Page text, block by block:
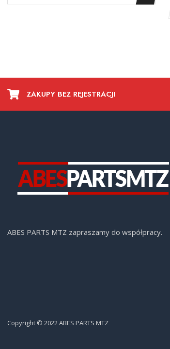
ZAKUPY BEZ REJESTRACJI
ABES PARTS MTZ zapraszamy do współpracy.
Copyright © 2022 ABES PARTS MTZ